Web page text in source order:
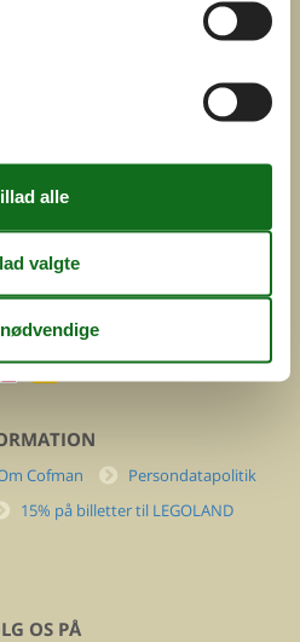
8b. 2. th
Herning
DK26347688
7877 0427
Cofman
Persondatapolitik
15% på billetter til LEGOLAND
OS PÅ